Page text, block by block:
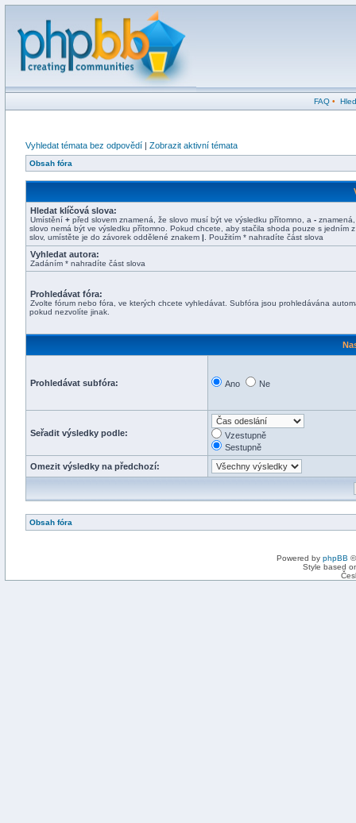
FAQ•
Vyhledat témata bez odpovědí | Zobrazit aktivní témata
Obsah fóra
Hledat klíčová slova:
Umístění + před slovem znamená, že slovo musí být ve výsledku přítomno, a -
slovo nemá být ve výsledku přítomno. Pokud chcete, aby stačila shoda pouze s jedním
slov, umístěte je do závorek oddělené znakem | . Použitím * nahradíte část slova
Vyhledat autora:
Zadáním * nahradíte část slova
Prohledávat fóra:
Zvolte fórum nebo fóra, ve kterých chcete vyhledávat. Subfóra jsou prohledávána
pokud nezvolíte jinak.
Prohledávat subfóra: Ano Ne
Seřadit výsledky podle:
Vzestupně
Sestupně
Omezit výsledky na předchozí:
Obsah fóra
Powered by phpBB
Style based